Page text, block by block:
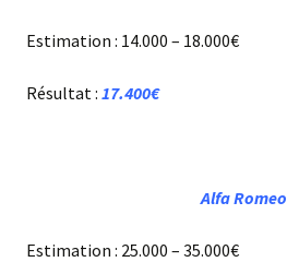
Estimation : 14.000 – 18.000€
Résultat : 17.400€
Alfa
Estimation : 25.000 – 35.000€